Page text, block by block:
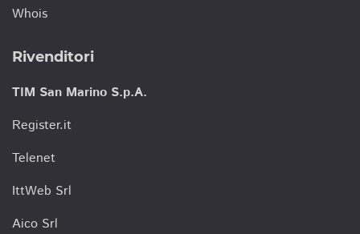
Whois
Rivenditori
TIM San Marino S.p.A.
Register.it
Telenet
IttWeb Srl
Aico Srl